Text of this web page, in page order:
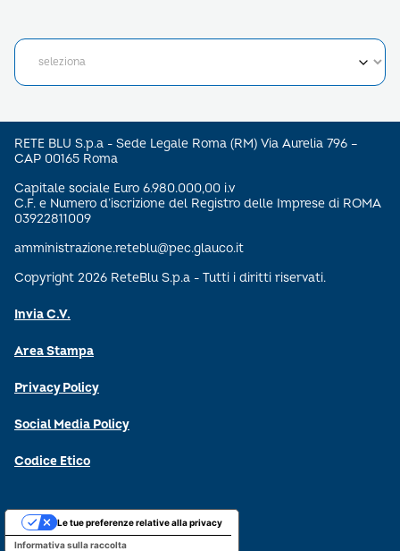
RETE BLU S.p.a - Sede Legale Roma (RM) Via Aurelia 796 –
CAP 00165 Roma
Capitale sociale Euro 6.980.000,00 i.v
C.F. e Numero d’iscrizione del Registro delle Imprese di ROMA
03922811009
amministrazione.reteblu@pec.glauco.it
Copyright 2026 ReteBlu S.p.a - Tutti i diritti riservati.
Invia C.V.
Area Stampa
Privacy Policy
Social Media Policy
Codice Etico
Informativa sulla raccolta
Le tue preferenze relative alla privacy